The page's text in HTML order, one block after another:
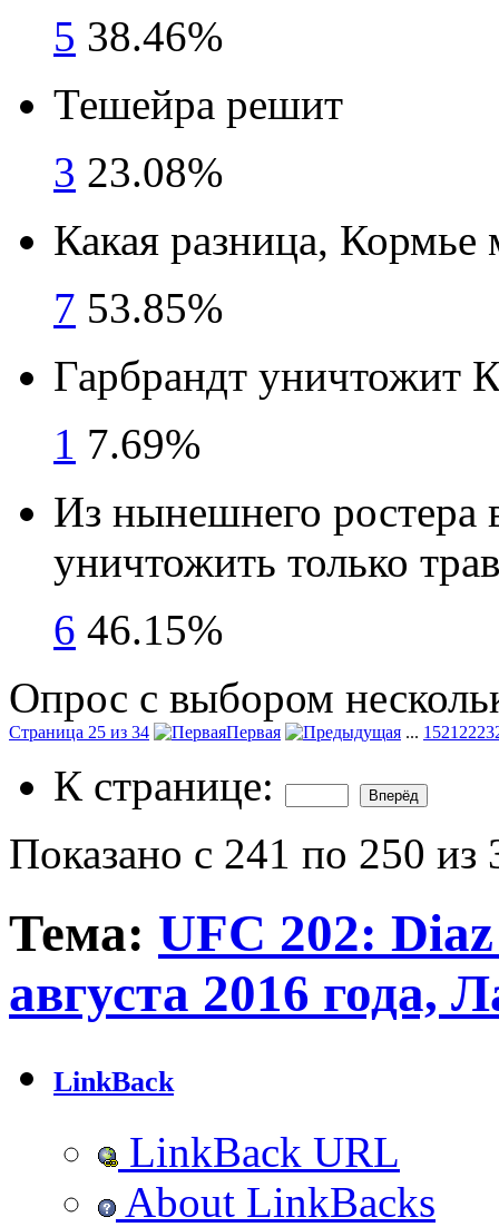
5 38.46%
Тешейра решит
3 23.08%
Какая разница, Кормье
7 53.85%
Гарбрандт уничтожит
1 7.69%
Из нынешнего ростера
уничтожить только
6 46.15%
Опрос с выбором
Страница 25 из 34 Первая ... 15212223
К странице:
Показано с 241 по 250 из
Тема: UFC 202:
августа 2016 года,
LinkBack
LinkBack URL
About LinkBacks